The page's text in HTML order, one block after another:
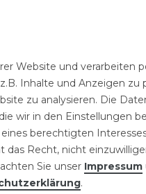
3,59 € *
Website und verarbeiten
Inhalte und Anzeigen zu
zu analysieren. Die
wir in den Einstellungen
berechtigten
Recht, nicht
Sie unser Impressum
.